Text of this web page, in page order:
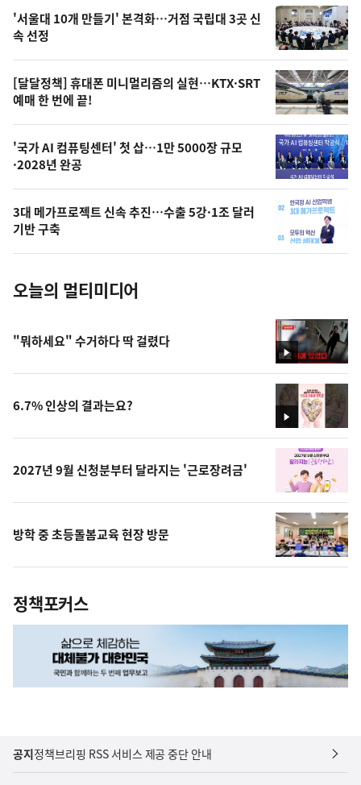
오
늘
의
영
상
오
의
사
진
'서울대 10개 만들기' 본격화…거점 국립대 3곳 신
속 선정
[달달정책] 휴대폰 미니멀리즘의 실현…KTX·SRT
예매 한 번에 끝!
'국가 AI 컴퓨팅센터' 첫 삽…1만 5000장 규모
·2028년 완공
3대 메가프로젝트 신속 추진…수출 5강·1조 달러
기반 구축
오늘의 멀티미디어
영
상
"뭐하세요" 수거하다 딱 걸렸다
영
상
6.7% 인상의 결과는요?
2027년 9월 신청분부터 달라지는 '근로장려금'
방학 중 초등돌봄교육 현장 방문
정책포커스
공지정책브리핑 RSS 서비스 제공 중단 안내